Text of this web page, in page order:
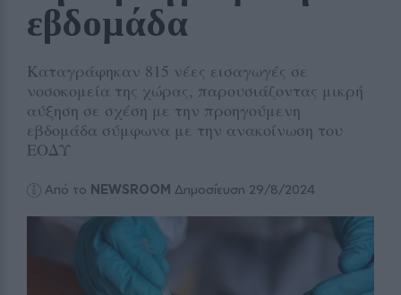
εβδομάδα
Καταγράφηκαν 815 νέες εισαγωγές σε
νοσοκομεία της χώρας, παρουσιάζοντας μικρή
αύξηση σε σχέση με την προηγούμενη
εβδομάδα σύμφωνα με την ανακοίνωση του
ΕΟΔΥ
Από το NEWSROOM Δημοσίευση 29/8/2024